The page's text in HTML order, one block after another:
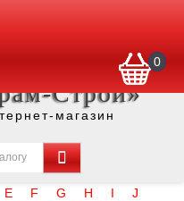
0
Строй»
магазин
E F G H I
J